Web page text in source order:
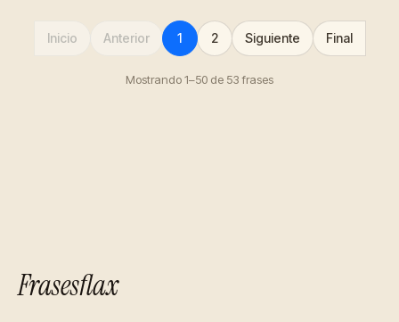
Inicio Anterior 1 2 Siguiente Final
Mostrando 1–50 de 53 frases
Frasesflax